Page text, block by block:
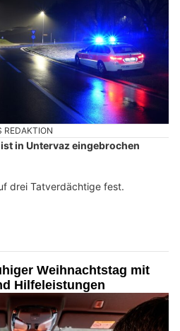
REDAKTION
in Untervaz eingebrochen
drei Tatverdächtige fest.
Weihnachtstag mit
Hilfeleistungen